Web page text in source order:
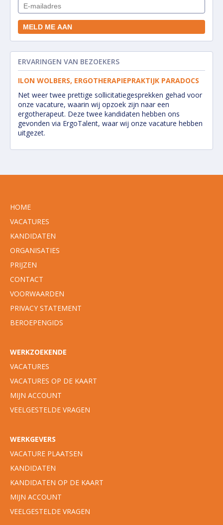
ERVARINGEN VAN BEZOEKERS
ILON WOLBERS, ERGOTHERAPIEPRAKTIJK PARADOCS
Net weer twee prettige sollicitatiegesprekken gehad voor
onze vacature, waarin wij opzoek zijn naar een
ergotherapeut. Deze twee kandidaten hebben ons
gevonden via ErgoTalent, waar wij onze vacature hebben
uitgezet.
HOME
VACATURES
KANDIDATEN
ORGANISATIES
PRIJZEN
CONTACT
VOORWAARDEN
PRIVACY STATEMENT
BEROEPENGIDS
WERKZOEKENDE
VACATURES
VACATURES OP DE KAART
MIJN ACCOUNT
VEELGESTELDE VRAGEN
WERKGEVERS
VACATURE PLAATSEN
KANDIDATEN
KANDIDATEN OP DE KAART
MIJN ACCOUNT
VEELGESTELDE VRAGEN